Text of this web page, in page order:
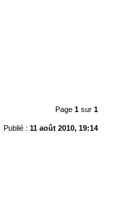
Page 1sur 1
Publié : 11 août 2010, 19:14